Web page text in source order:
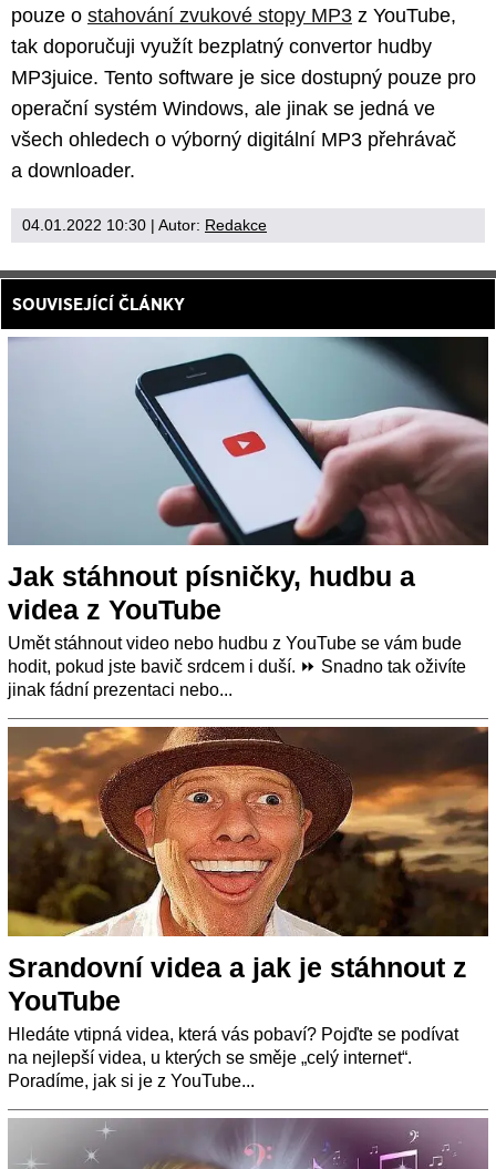
pouze o stahování zvukové stopy MP3 z YouTube,
tak doporučuji využít bezplatný convertor hudby
MP3juice. Tento software je sice dostupný pouze pro
operační systém Windows, ale jinak se jedná ve
všech ohledech o výborný digitální MP3 přehrávač
a downloader.
04.01.2022 10:30 | Autor: Redakce
SOUVISEJÍCÍ ČLÁNKY
Jak stáhnout písničky, hudbu a
videa z YouTube
Umět stáhnout video nebo hudbu z YouTube se vám bude
hodit, pokud jste bavič srdcem i duší. ⏩ Snadno tak oživíte
jinak fádní prezentaci nebo...
Srandovní videa a jak je stáhnout z
YouTube
Hledáte vtipná videa, která vás pobaví? Pojďte se podívat
na nejlepší videa, u kterých se směje „celý internet“.
Poradíme, jak si je z YouTube...